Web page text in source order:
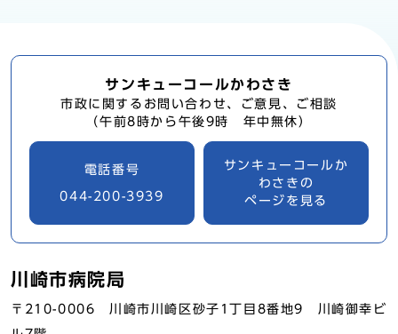
サンキューコールかわさき
市政に関するお問い合わせ、ご意見、ご相談
（午前8時から午後9時 年中無休）
電話番号
044-200-3939
サンキューコールか
わさきの
ページを見る
川崎市病院局
〒210-0006 川崎市川崎区砂子1丁目8番地9 川崎御幸ビ